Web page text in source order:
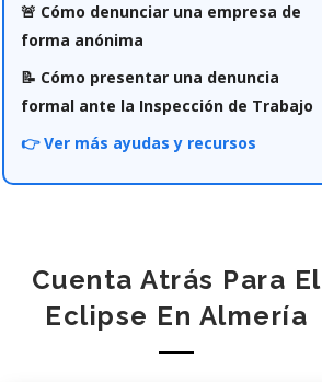
🚨 Cómo denunciar una empresa de
forma anónima
📝 Cómo presentar una denuncia
formal ante la Inspección de Trabajo
👉 Ver más ayudas y recursos
Cuenta Atrás Para El
Eclipse En Almería